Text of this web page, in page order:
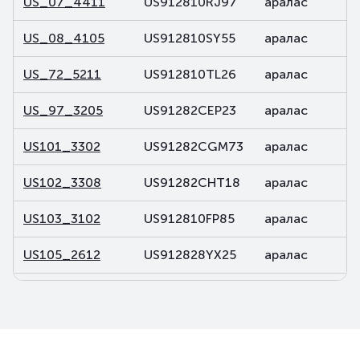
US_08_4105 US912810SY55 аралас
US_72_5211 US912810TL26 аралас
US_97_3205 US91282CEP23 аралас
US101_3302 US91282CGM73 аралас
US102_3308 US91282CHT18 аралас
US103_3102 US912810FP85 аралас
US105_2612 US912828YX25 аралас